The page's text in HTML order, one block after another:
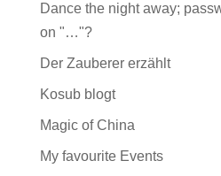
Dance the night away;
on "…"?
Der Zauberer erzählt
Kosub blogt
Magic of China
My favourite Events